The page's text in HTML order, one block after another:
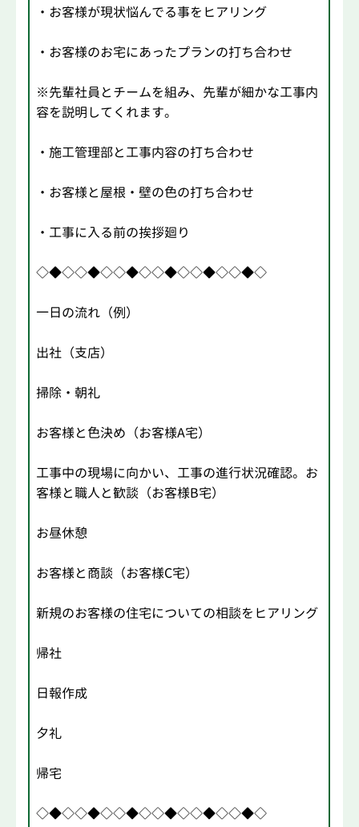
・お客様が現状悩んでる事をヒアリング
・お客様のお宅にあったプランの打ち合わせ
※先輩社員とチームを組み、先輩が細かな工事内
容を説明してくれます。
・施工管理部と工事内容の打ち合わせ
・お客様と屋根・壁の色の打ち合わせ
・工事に入る前の挨拶廻り
◇◆◇◇◆◇◇◆◇◇◆◇◇◆◇◇◆◇
一日の流れ（例）
出社（支店）
掃除・朝礼
お客様と色決め（お客様A宅）
工事中の現場に向かい、工事の進行状況確認。お
客様と職人と歓談（お客様B宅）
お昼休憩
お客様と商談（お客様C宅）
新規のお客様の住宅についての相談をヒアリング
帰社
日報作成
夕礼
帰宅
◇◆◇◇◆◇◇◆◇◇◆◇◇◆◇◇◆◇